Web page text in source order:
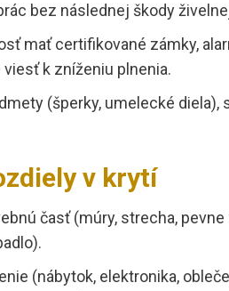
bez následnej škody
mať certifikované zámky,
k zníženiu plnenia.
(šperky, umelecké diela),
v krytí
časť (múry, strecha,
(nábytok, elektronika,